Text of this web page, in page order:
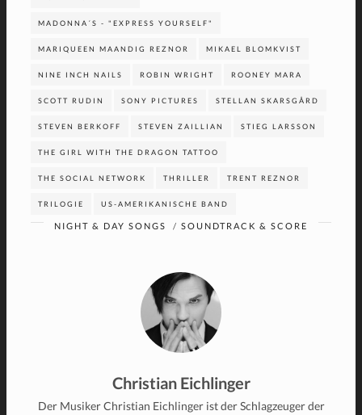
MADONNA´S - "EXPRESS YOURSELF"
MARIQUEEN MAANDIG REZNOR MIKAEL BLOMKVIST
NINE INCH NAILS ROBIN WRIGHT ROONEY MARA
SCOTT RUDIN SONY PICTURES STELLAN SKARSGÅRD
STEVEN BERKOFF STEVEN ZAILLIAN STIEG LARSSON
THE GIRL WITH THE DRAGON TATTOO
THE SOCIAL NETWORK THRILLER TRENT REZNOR
TRILOGIE US-AMERIKANISCHE BAND
NIGHT & DAY SONGS / SOUNDTRACK & SCORE
Christian Eichlinger
Der Musiker Christian Eichlinger ist der Schlagzeuger der